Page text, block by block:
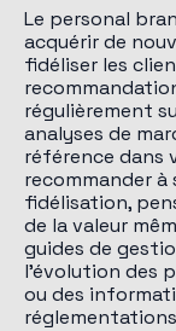
Le personal
acquérir de
fidéliser les
régulièrement
analyses de
référence dans
recommander à
fidélisation,
de la valeur
guides de
l'évolution des
ou des